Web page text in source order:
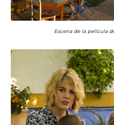
Escena de la película